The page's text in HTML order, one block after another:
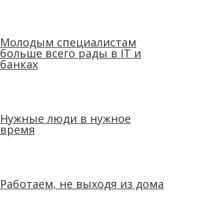
Молодым специалистам
больше всего рады в IT и
банках
Нужные люди в нужное
время
Работаем, не выходя из дома